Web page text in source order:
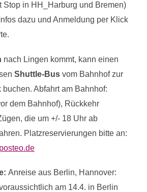
Stop in HH_Harburg und Bremen)
dazu und Anmeldung per Klick
nach Lingen kommt, kann einen
Shuttle-Busvom Bahnhof zur
buchen. Abfahrt am Bahnhof:
dem Bahnhof), Rückkehr
die um +/- 18 Uhr ab
Platzreservierungen bitte an:
Anreise aus Berlin, Hannover:
am 14.4. in Berlin